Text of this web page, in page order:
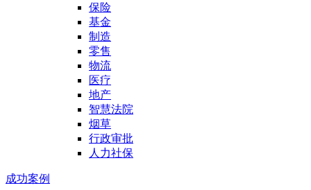
保险
基金
制造
零售
物流
医疗
地产
智慧法院
烟草
行政审批
人力社保
成功案例